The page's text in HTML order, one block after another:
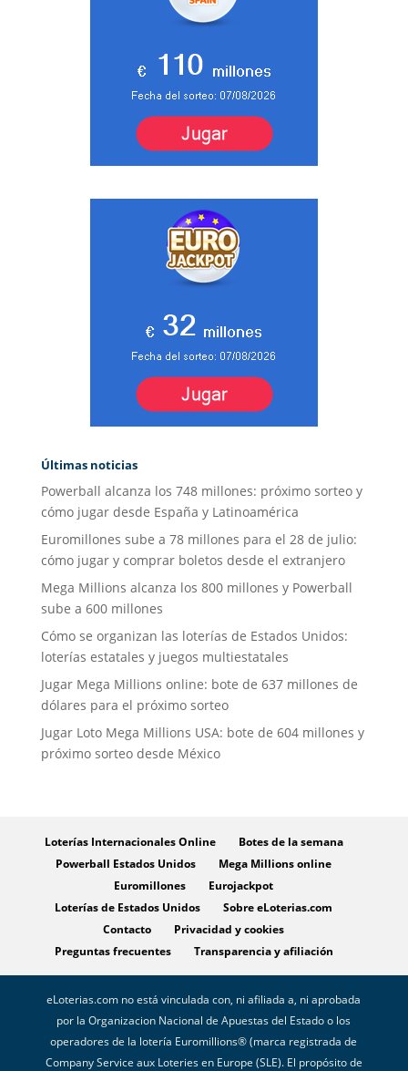
Últimas noticias
Powerball alcanza los 748 millones: próximo sorteo y
cómo jugar desde España y Latinoamérica
Euromillones sube a 78 millones para el 28 de julio:
cómo jugar y comprar boletos desde el extranjero
Mega Millions alcanza los 800 millones y Powerball
sube a 600 millones
Cómo se organizan las loterías de Estados Unidos:
loterías estatales y juegos multiestatales
Jugar Mega Millions online: bote de 637 millones de
dólares para el próximo sorteo
Jugar Loto Mega Millions USA: bote de 604 millones y
próximo sorteo desde México
Loterías Internacionales Online
Botes de la semana
Powerball Estados Unidos
Mega Millions online
Euromillones
Eurojackpot
Loterías de Estados Unidos
Sobre eLoterias.com
Contacto
Privacidad y cookies
Preguntas frecuentes
Transparencia y afiliación
eLoterias.com no está vinculada con, ni afiliada a, ni aprobada
por la Organizacion Nacional de Apuestas del Estado o los
operadores de la lotería Euromillions® (marca registrada de
Company Service aux Loteries en Europe (SLE). El propósito de